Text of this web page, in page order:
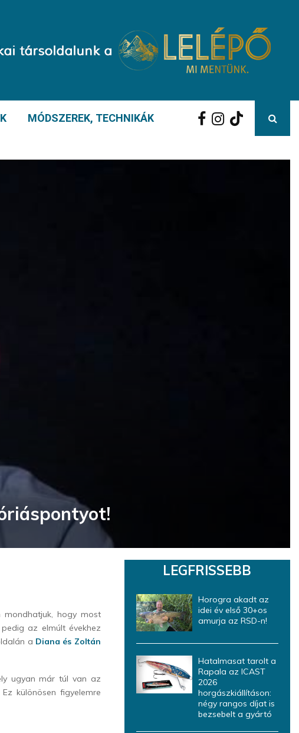
MÓDSZEREK, TECHNIKÁK
mondhatjuk, hogy most
az elmúlt évekhez
a Diana és Zoltán
ugyan már túl van az
különösen figyelemre
LEGFRISSEBB
Horogra akadt az
idei év első 30+os
amurja az RSD-n!
Hatalmasat tarolt a
Rapala az ICAST
2026
horgászkiállításon:
négy rangos díjat is
bezsebelt a gyártó